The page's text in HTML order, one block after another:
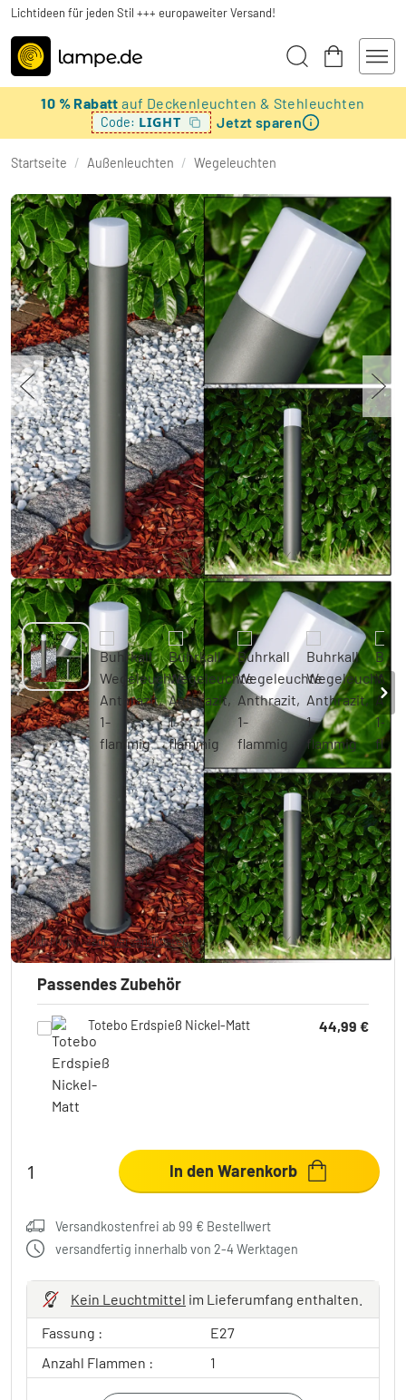
Lichtideen für jeden Stil +++ europaweiter Versand!
10 % Rabattauf Deckenleuchten & Stehleuchten
Code: LIGHT Jetzt sparen
Startseite / Außenleuchten / Wegeleuchten
Buhrkall Wegeleuchte Anthrazit, 1-flammig
2 Bewertungen
-17% 69,99 €
Sie sparen 15,00 € UVP:84,99 €
inkl. MwSt., zzgl.Versandkosten
Passendes Zubehör
Totebo Erdspieß Nickel-Matt 44,99 €
In den Warenkorb
Versandkostenfrei ab 99 € Bestellwert
versandfertig innerhalb von 2-4 Werktagen
Kein Leuchtmittel im Lieferumfang enthalten.
Fassung :
E27
Anzahl Flammen :
1